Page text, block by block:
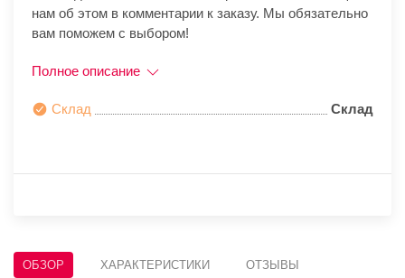
нам об этом в комментарии к заказу. Мы обязательно
вам поможем с выбором!
Полное описание
Склад Склад
ОБЗОР ХАРАКТЕРИСТИКИ ОТЗЫВЫ